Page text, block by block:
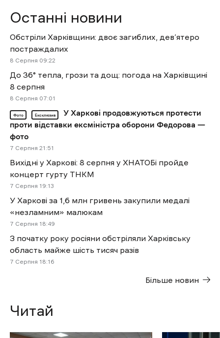
Останні новини
Обстріли Харківщини: двоє загиблих, дев’ятеро
постраждалих
8 Cерпня 09:22
До 36° тепла, грози та дощ: погода на Харківщині
8 серпня
8 Cерпня 07:01
Фото Ексклюзив
У Харкові продовжуються протести
проти відставки ексміністра оборони Федорова —
фото
7 Cерпня 21:51
Вихідні у Харкові: 8 серпня у ХНАТОБі пройде
концерт гурту ТНКМ
7 Cерпня 19:13
У Харкові за 1,6 млн гривень закупили медалі
«незламним» малюкам
7 Cерпня 18:49
З початку року росіяни обстріляли Харківську
область майже шість тисяч разів
7 Cерпня 18:16
Більше новин
Читай